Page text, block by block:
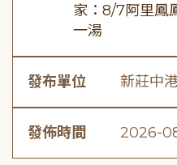
家：8/7阿里鳳
一湯
發布單位 新莊中
發佈時間 2026-